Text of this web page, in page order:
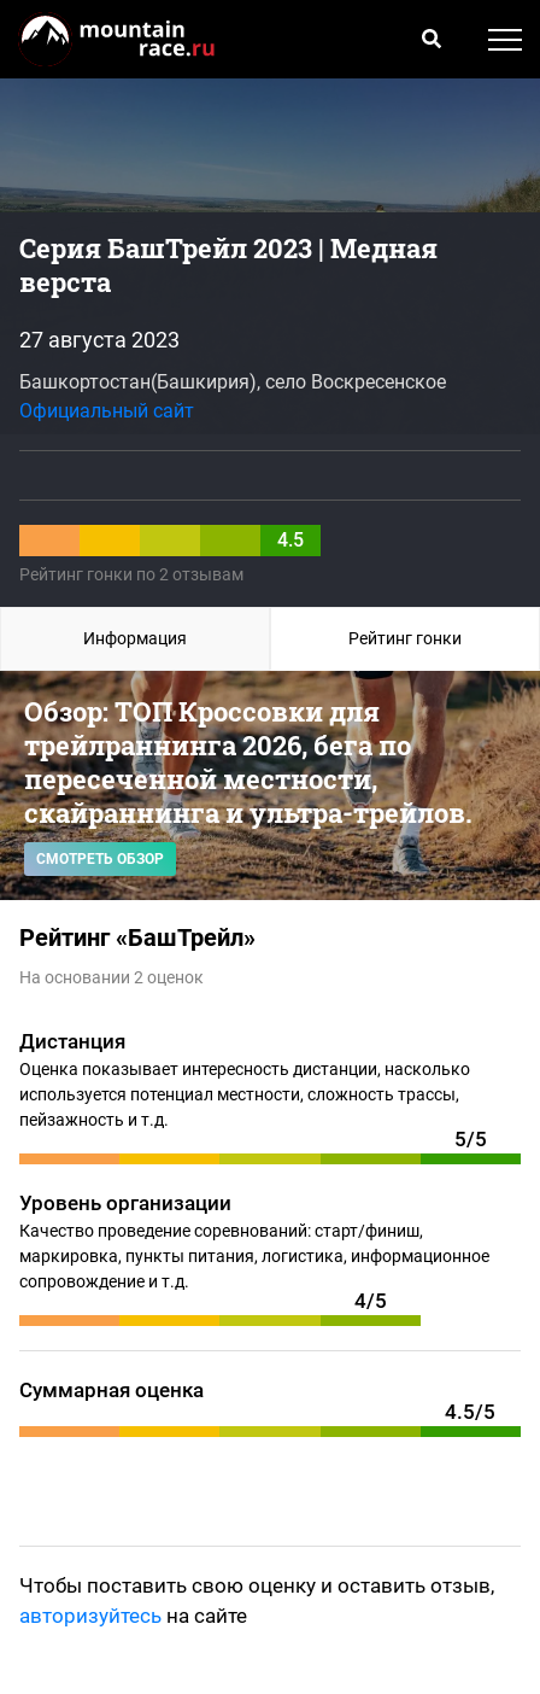
Серия БашТрейл 2023 | Медная
верста
4.5
Рейтинг гонки по 2 отзывам
27 августа 2023
Башкортостан(Башкирия), село Воскресенское
Официальный сайт
Обзор: ТОП Кроссовки для
трейлраннинга 2026, бега по
пересеченной местности,
скайраннинга и ультра-трейлов.
СМОТРЕТЬ ОБЗОР
Рейтинг «БашТрейл»
На основании 2 оценок
Дистанция
Оценка показывает интересность дистанции, насколько
используется потенциал местности, сложность трассы,
пейзажность и т.д.
5/5
Уровень организации
Качество проведение соревнований: старт/финиш,
маркировка, пункты питания, логистика, информационное
сопровождение и т.д.
4/5
Суммарная оценка
4.5/5
Чтобы поставить свою оценку и оставить отзыв,
авторизуйтесь на сайте
Информация Рейтинг гонки